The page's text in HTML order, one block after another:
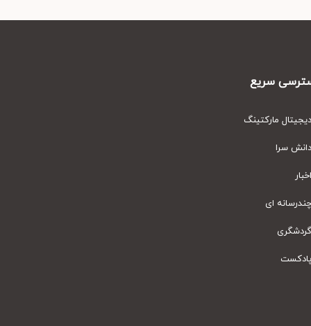
سریع
مارکتینگ
سرا
ای